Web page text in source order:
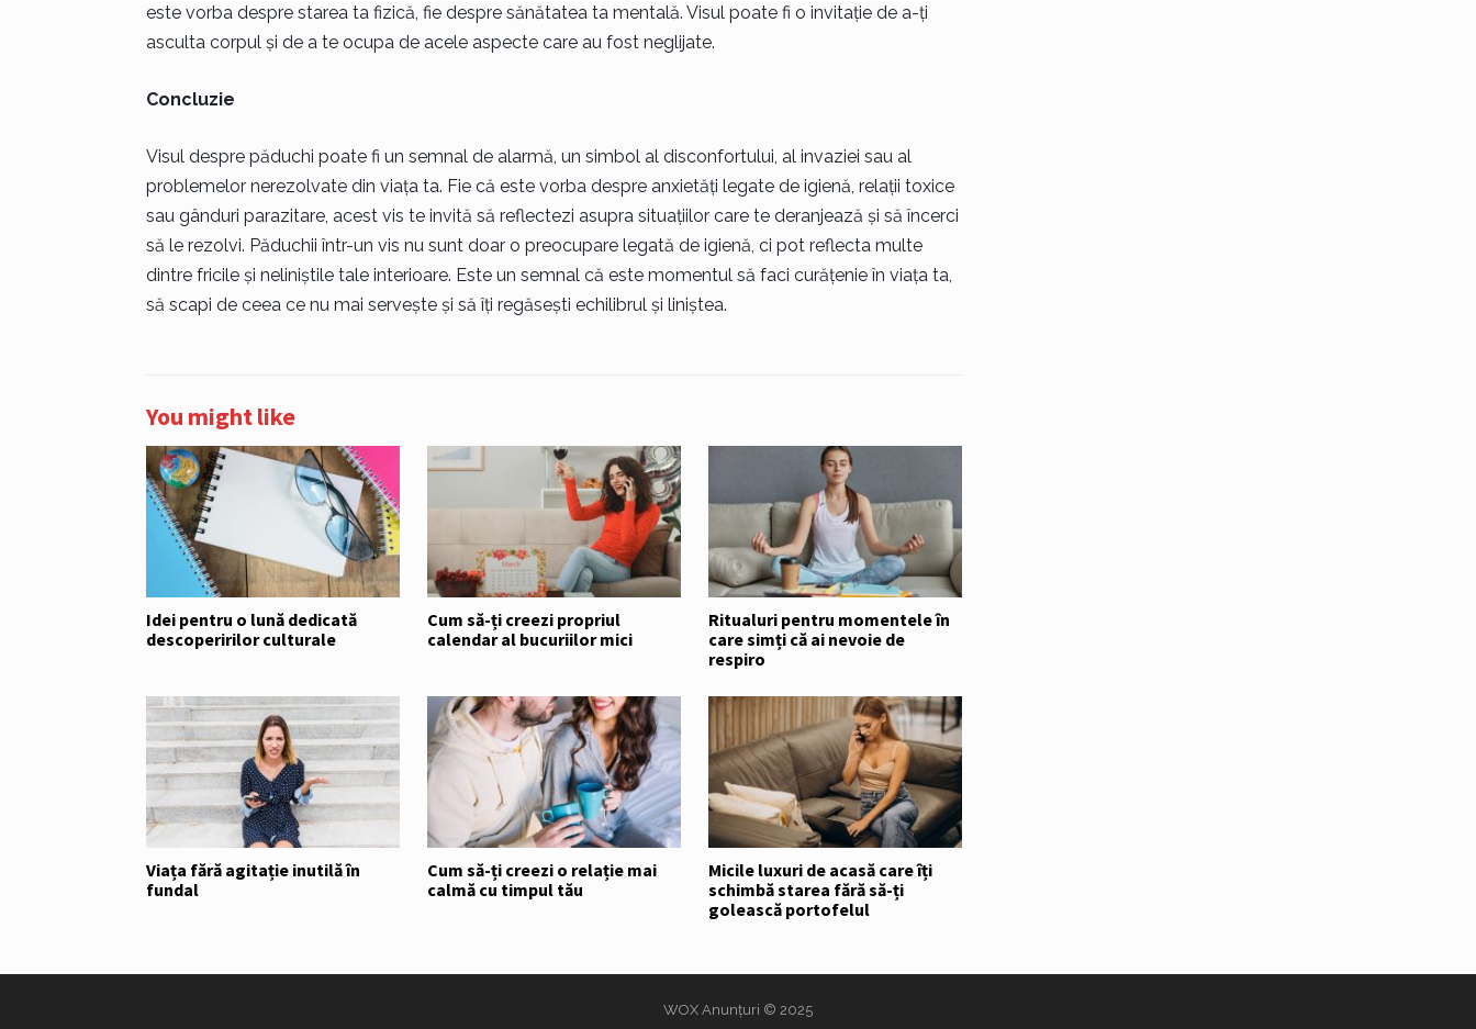
este vorba despre starea ta fizică, fie despre sănătatea ta mentală. Visul poate fi o invitație de a-ți
asculta corpul și de a te ocupa de acele aspecte care au fost neglijate.
Concluzie
Visul despre păduchi poate fi un semnal de alarmă, un simbol al disconfortului, al invaziei sau al
problemelor nerezolvate din viața ta. Fie că este vorba despre anxietăți legate de igienă, relații toxice
sau gânduri parazitare, acest vis te invită să reflectezi asupra situațiilor care te deranjează și să încerci
să le rezolvi. Păduchii într-un vis nu sunt doar o preocupare legată de igienă, ci pot reflecta multe
dintre fricile și neliniștile tale interioare. Este un semnal că este momentul să faci curățenie în viața ta,
să scapi de ceea ce nu mai servește și să îți regăsești echilibrul și liniștea.
You might like
Idei pentru o lună dedicată
descoperirilor culturale
Cum să-ți creezi propriul
calendar al bucuriilor mici
Ritualuri pentru momentele în
care simți că ai nevoie de
respiro
Viața fără agitație inutilă în
fundal
Cum să-ți creezi o relație mai
calmă cu timpul tău
Micile luxuri de acasă care îți
schimbă starea fără să-ți
golească portofelul
WOX Anunțuri © 2025